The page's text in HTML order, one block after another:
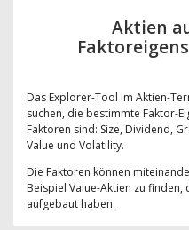
Aktien
Das Explorer-Tool im Aktien-
suchen, die bestimmte Faktor-
Faktoren sind: Size, Dividend,
Value und Volatility.
Die Faktoren können
Beispiel Value-Aktien zu
aufgebaut haben.